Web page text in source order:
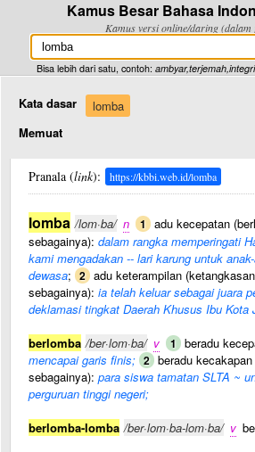
Kamus Besar Bahasa
Kamus versi online/daring
Bisa lebih dari satu, contoh:
Kata dasar
lomba
Memuat
Pranala (link): https://kbbi.web.id/lomba
lomba /lom·ba/ n 1 adu kecepatan
sebagainya): dalam rangka memperingati
kami mengadakan -- lari karung untuk
dewasa; 2 adu keterampilan
sebagainya): ia telah keluar sebagai juara
deklamasi tingkat Daerah Khusus Ibu Kota
berlomba /ber·lom·ba/ v 1 beradu
mencapai garis finis; 2 beradu
sebagainya): para siswa tamatan SLTA ~
perguruan tinggi negeri;
berlomba-lomba /ber·lom·ba-lom·ba/ v